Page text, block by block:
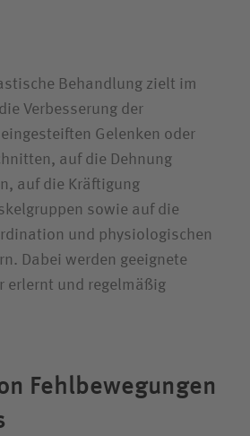
Behandlung zielt im
Ver­besserung der
Gelenken oder
auf die Dehnung
auf die Kräftigung
sowie auf die
und physiologischen
Dabei werden geeignete
erlernt und regelmäßig
Fehlbewegungen